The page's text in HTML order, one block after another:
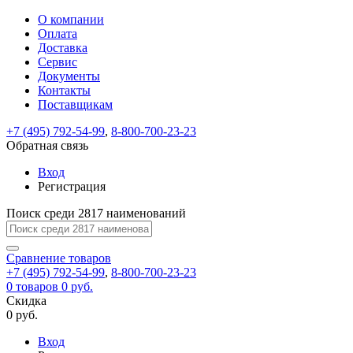
ВходРегистрация
test@example.com
отправлена
по
ней
завершения
регистрации.
Ок
Запомнить
меня
Забыли
Восстановление
пароля
Заполните
форму.
Мы
отправим
ссылку
указанный
электронный
перейдя
по
которой
вы
задать
На
вашу
почту
test@test.ru
ссылка.
Перейдите
по
для
смены
пароля.
Введите
новый
пароль
Сменить
Пароль
успешно
восстановлен
Обратная
связь
Сообщение
пользовательского
сообщение
успешно
отправлено.
О компании
Оплата
Доставка
Сервис
Документы
Контакты
Поставщикам
+7 (495) 792-54-99, 8-800-700-23-23
Обратная связь
Вход
Регистрация
Поиск среди 2817 наименований
Сравнение товаров
+7 (495) 792-54-99, 8-800-700-23-23
0 товаров 0 руб.
Скидка
0 руб.
Вход